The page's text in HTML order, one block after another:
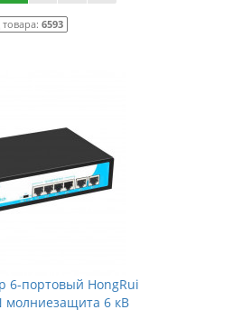
6593
6-портовый HongRui
молниезащита 6 кВ